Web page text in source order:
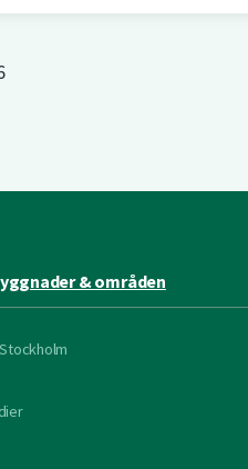
& områden